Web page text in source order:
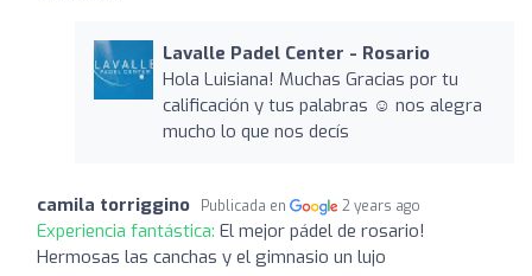
Lavalle Padel Center - Rosario
Hola Luisiana! Muchas Gracias por tu
calificación y tus palabras ☺️ nos alegra
mucho lo que nos decís
camila torriggino Publicada en 2 years ago
Experiencia fantástica: El mejor pádel de rosario!
Hermosas las canchas y el gimnasio un lujo